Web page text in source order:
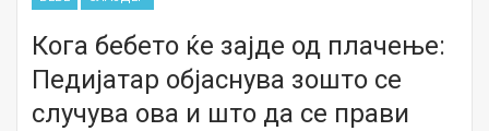
Кога бебето ќе зајде од плачење:
Педијатар објаснува зошто се
случува ова и што да се прави